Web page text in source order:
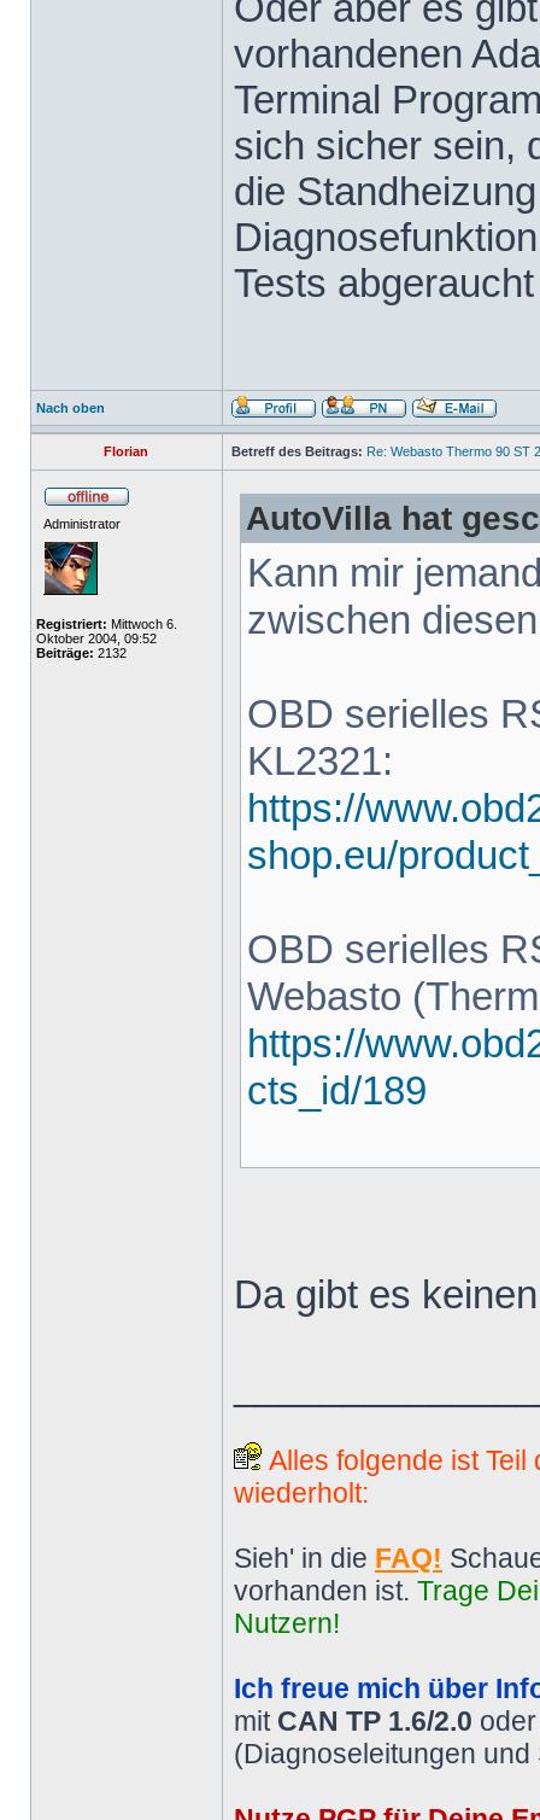
vorhandenen
Terminal
sich sicher sein,
die
Tests
Nach oben
Florian Betreff des Beitrags: Re: Webasto Thermo 90 ST
Administrator
Registriert: Mittwoch 6.
Oktober 2004, 09:52
Beiträge: 2132
AutoVilla hat
Kann mir
zwischen
OBD serielles
KL2321:
https://
shop.eu/
OBD serielles
Webasto
https://
cts_id/189
Da gibt es
Alles folgende ist
wiederholt:
Sieh' in die FAQ!
vorhanden ist. Trage
Nutzern!
Ich freue mich über
mit CAN TP 1.6/2.0
(Diagnoseleitungen